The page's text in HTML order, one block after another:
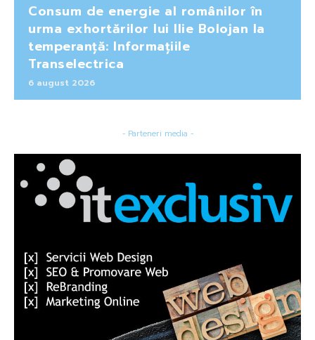
Consum de energie al românilor în
urma exhortărilor lui Ilie Bolojan la
temperanță: Informațiile
Transelectrica
6 august 2026
- Parteneri media -